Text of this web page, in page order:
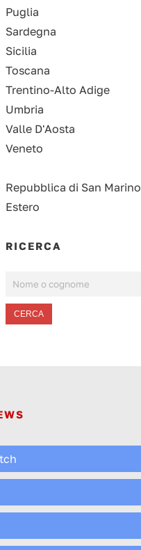
Puglia
Sardegna
Sicilia
Toscana
Trentino-Alto Adige
Umbria
Valle D'Aosta
Veneto
Repubblica di San Marino
Estero
RICERCA
CERCA